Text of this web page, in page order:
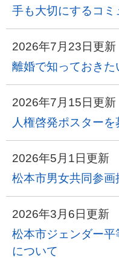
手も大切にするコミ
2026年7月23日更新
離婚で知っておき
2026年7月15日更新
人権啓発ポスター
2026年5月1日更新
松本市男女共同参画
2026年3月6日更新
松本市ジェンダー
について